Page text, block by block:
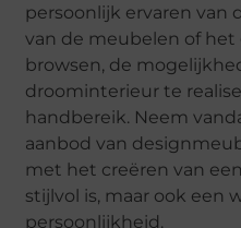
persoonlijk ervaren
van de meubelen of
browsen, de
droominterieur te
handbereik. Neem
aanbod van
met het creëren van
stijlvol is, maar ook een
persoonlijkheid.